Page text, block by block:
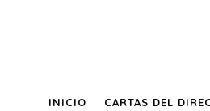
INICIO CARTAS DEL